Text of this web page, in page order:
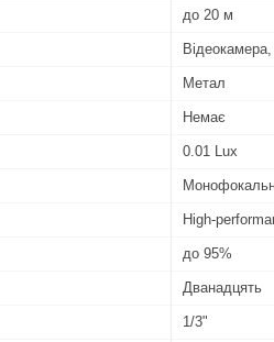
до 20 м
Метал
Немає
0.01 Lux
High-
до 95%
Дванадцять
1/3"